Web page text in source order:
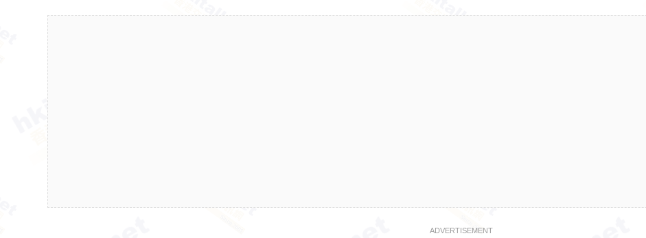
ADVERTISEMENT